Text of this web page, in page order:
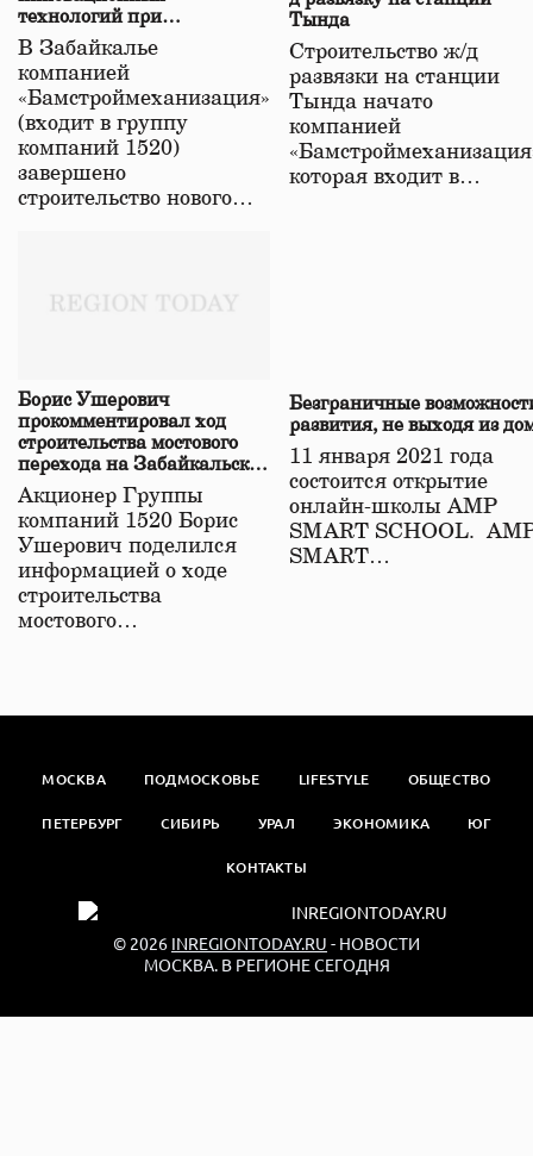
технологий при
строительстве нового моста
в Забайкалье
В Забайкалье
компанией
«Бамстроймеханизация»
(входит в группу
компаний 1520)
завершено
строительство нового…
Тында
Строительство ж/д
развязки на станции
Тында начато
компанией
которая входит в…
Борис Ушерович
прокомментировал ход
строительства мостового
перехода на Забайкальской
железной дороге
Акционер Группы
компаний 1520 Борис
Ушерович поделился
информацией о ходе
строительства
мостового…
Безграничные
развития, не выходя из
11 января 2021 года
состоится открытие
онлайн-школы АМР
SMART SCHOOL.
SMART…
МОСКВА ПОДМОСКОВЬЕ LIFESTYLE ОБЩЕСТВО
ПЕТЕРБУРГ СИБИРЬ УРАЛ ЭКОНОМИКА ЮГ
КОНТАКТЫ
© 2026 INREGIONTODAY.RU - НОВОСТИ
МОСКВА. В РЕГИОНЕ СЕГОДНЯ